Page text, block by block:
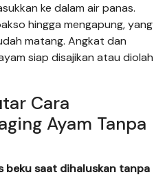
ke dalam air panas.
hingga mengapung, yang
matang. Angkat dan
siap disajikan atau diolah
Cara
Ayam Tanpa
beku saat dihaluskan tanpa